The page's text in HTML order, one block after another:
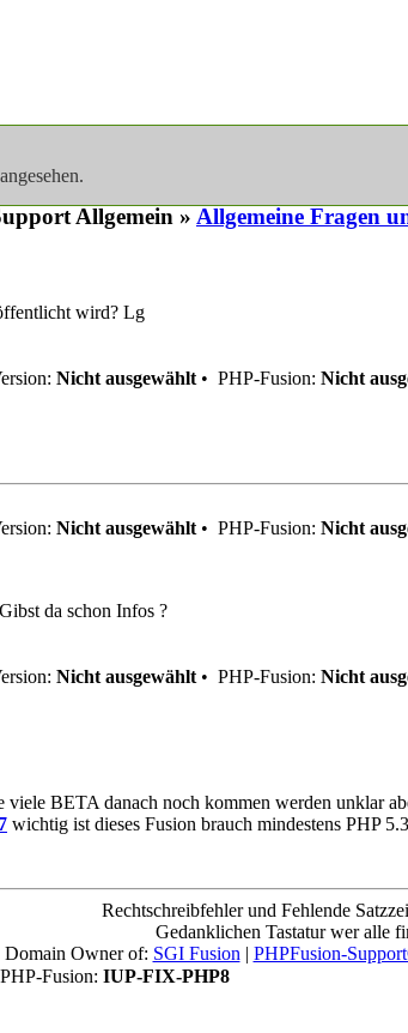
Allgemein » Allgemeine Fragen
wird? Lg
Nicht ausgewählt • PHP-Fusion: Nicht
Nicht ausgewählt • PHP-Fusion: Nicht
da schon Infos ?
Nicht ausgewählt • PHP-Fusion: Nicht
BETA danach noch kommen werden unklar
wichtig ist dieses Fusion brauch mindestens PHP
Rechtschreibfehler und Fehlende
Gedanklichen Tastatur wer alle
Domain Owner of: SGI Fusion | PHPFusion-
PHP-Fusion: IUP-FIX-PHP8